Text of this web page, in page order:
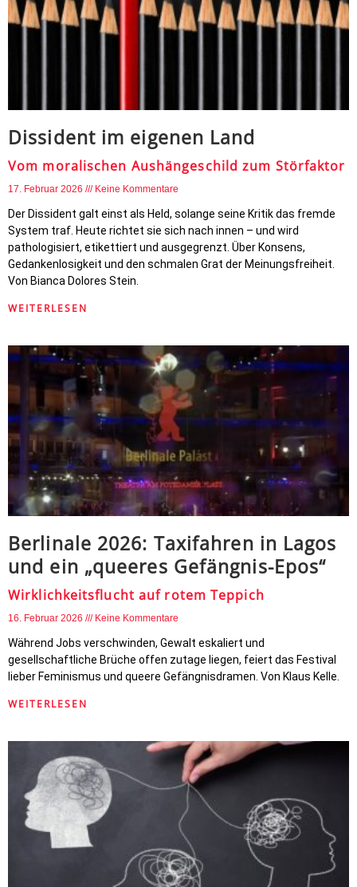
Dissident im eigenen Land
Vom moralischen Aushängeschild zum Störfaktor
17. Februar 2026 Keine Kommentare
Der Dissident galt einst als Held, solange seine Kritik das fremde
System traf. Heute richtet sie sich nach innen – und wird
pathologisiert, etikettiert und ausgegrenzt. Über Konsens,
Gedankenlosigkeit und den schmalen Grat der Meinungsfreiheit.
Von Bianca Dolores Stein.
WEITERLESEN
Berlinale 2026: Taxifahren in Lagos
und ein „queeres Gefängnis-Epos“
Wirklichkeitsflucht auf rotem Teppich
16. Februar 2026 Keine Kommentare
Während Jobs verschwinden, Gewalt eskaliert und
gesellschaftliche Brüche offen zutage liegen, feiert das Festival
lieber Feminismus und queere Gefängnisdramen. Von Klaus Kelle.
WEITERLESEN